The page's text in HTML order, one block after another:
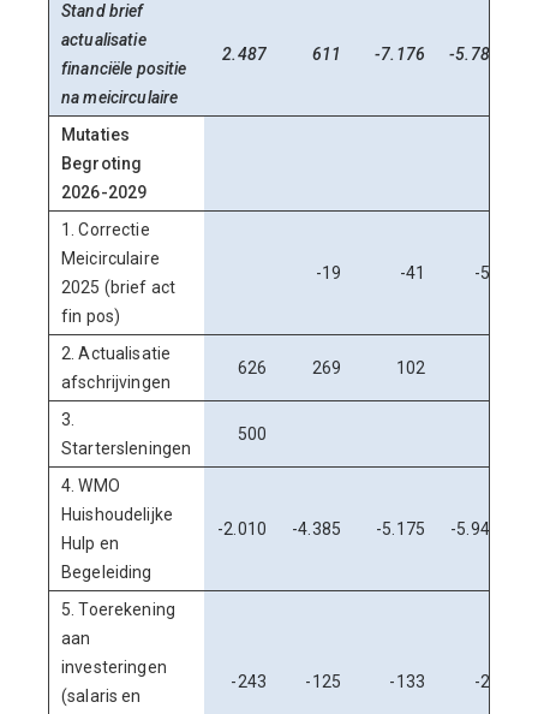
Stand brief
actualisatie
financiële positie
na meicirculaire
2.487 611 -7.176 -5.787
Mutaties
Begroting
2026-2029
1. Correctie
Meicirculaire
2025 (brief act
fin pos)
-19 -41 -54
2. Actualisatie
afschrijvingen
626 269 102
3.
Startersleningen
500
4. WMO
Huishoudelijke
Hulp en
Begeleiding
-2.010 -4.385 -5.175 -5.946
5. Toerekening
aan
investeringen
(salaris en
-243 -125 -133 -22